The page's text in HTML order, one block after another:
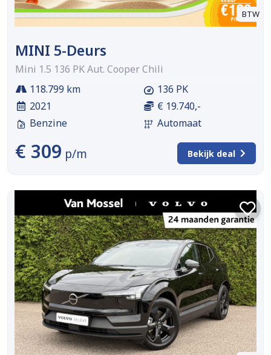
BTW
MINI 5-Deurs
Mini 1.5 136 PK Aut. Cooper Chili
118.799 km
2021
Benzine
136 PK
€ 19.740,-
Automaat
€ 309 p/m Bekijk deal